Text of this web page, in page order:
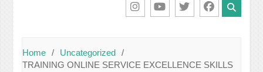
Home
Uncategorized
TRAINING ONLINE SERVICE EXCELLENCE SKILLS